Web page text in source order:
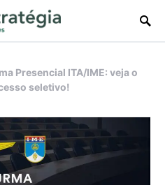
Presencial ITA/IME: veja o
seletivo!